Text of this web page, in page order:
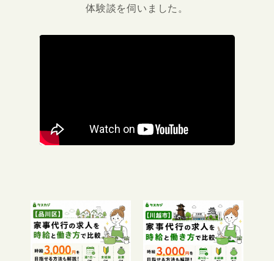
体験談を伺いました。